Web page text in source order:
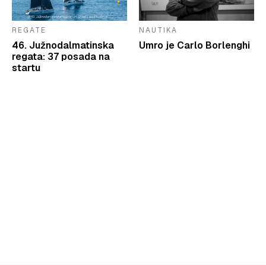
REGATE
46. Južnodalmatinska
regata: 37 posada na
startu
NAUTIKA
Umro je Carlo Borlenghi